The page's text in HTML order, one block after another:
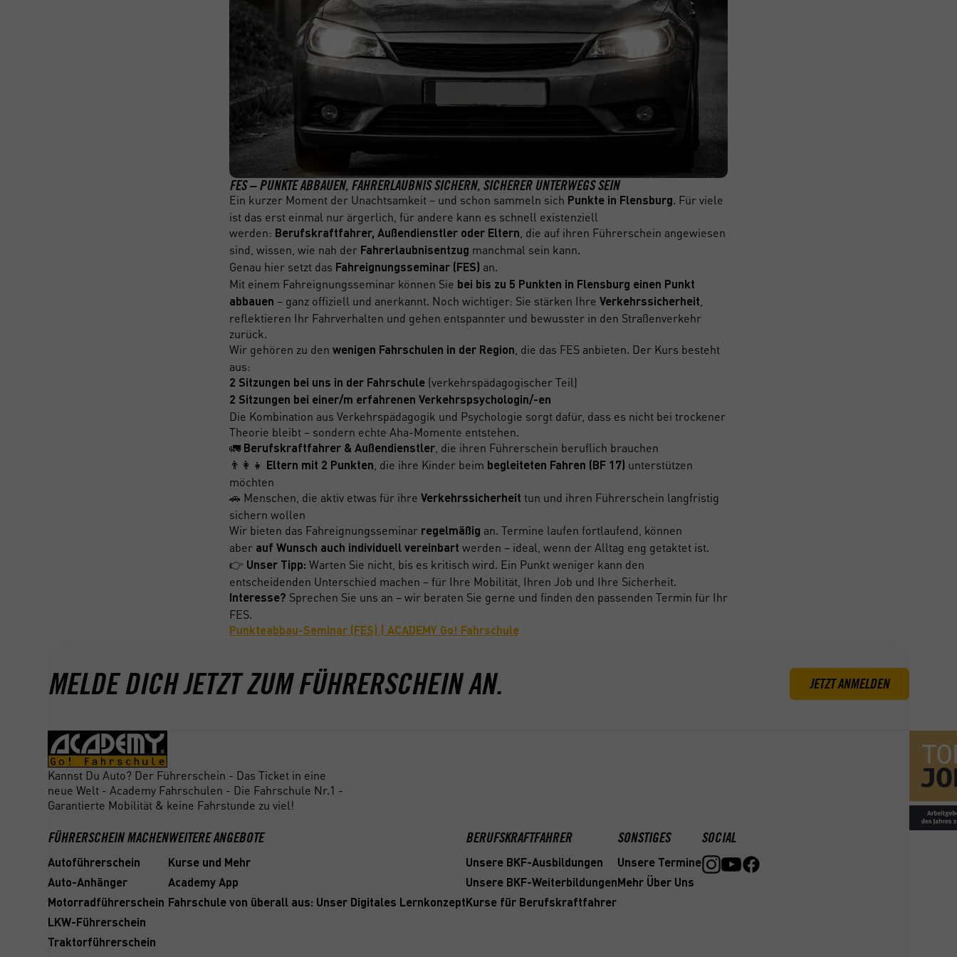
FES – PUNKTE ABBAUEN, FAHRERLAUBNIS SICHERN, SICHERER UNTERWEGS SEIN
Ein kurzer Moment der Unachtsamkeit – und schon sammeln sich Punkte in Flensburg. Für viele
ist das erst einmal nur ärgerlich, für andere kann es schnell existenziell
werden: Berufskraftfahrer, Außendienstler oder Eltern
, die auf ihren Führerschein angewiesen
sind, wissen, wie nah der Fahrerlaubnisentzug manchmal sein kann.
Genau hier setzt das Fahreignungsseminar (FES) an.
Mit einem Fahreignungsseminar können Sie bei bis zu 5 Punkten in Flensburg einen Punkt
abbauen – ganz offiziell und anerkannt. Noch wichtiger: Sie stärken Ihre Verkehrssicherheit
reflektieren Ihr Fahrverhalten und gehen entspannter und bewusster in den Straßenverkehr
zurück.
Wir gehören zu den wenigen Fahrschulen in der Region
, die das FES anbieten. Der Kurs besteht
aus:
2 Sitzungen bei uns in der Fahrschule (verkehrspädagogischer Teil)
2 Sitzungen bei einer/m erfahrenen Verkehrspsychologin/-en
Die Kombination aus Verkehrspädagogik und Psychologie sorgt dafür, dass es nicht bei trockener
Theorie bleibt – sondern echte Aha-Momente entstehen.
🚛 Berufskraftfahrer & Außendienstler , die ihren Führerschein beruflich brauchen
👨‍👩‍👧
Eltern mit 2 Punkten , die ihre Kinder beim begleiteten Fahren (BF 17) unterstützen
möchten
🚗 Menschen, die aktiv etwas für ihre Verkehrssicherheit tun und ihren Führerschein langfristig
sichern wollen
Wir bieten das Fahreignungsseminar regelmäßig an. Termine laufen fortlaufend, können
aber auf Wunsch auch individuell vereinbart werden – ideal, wenn der Alltag eng getaktet ist.
👉 Unser Tipp: Warten Sie nicht, bis es kritisch wird. Ein Punkt weniger kann den
entscheidenden Unterschied machen – für Ihre Mobilität, Ihren Job und Ihre Sicherheit.
Interesse? Sprechen Sie uns an – wir beraten Sie gerne und finden den passenden Termin für Ihr
FES.
Punkteabbau-Seminar (FES) | ACADEMY Go! Fahrschule
MELDE DICH JETZT ZUM FÜHRERSCHEIN AN. JETZT ANMELDEN
Kannst Du Auto? Der Führerschein - Das Ticket in eine
neue Welt - Academy Fahrschulen - Die Fahrschule Nr.1 -
Garantierte Mobilität & keine Fahrstunde zu viel!
FÜHRERSCHEIN MACHEN
Autoführerschein
Auto-Anhänger
Motorradführerschein
LKW-Führerschein
Traktorführerschein
WEITERE ANGEBOTE
Kurse und Mehr
Academy App
Fahrschule von überall aus: Unser Digitales Lernkonzept
BERUFSKRAFTFAHRER
Unsere BKF-Ausbildungen
Unsere BKF-Weiterbildungen
Kurse für Berufskraftfahrer
SONSTIGES
Unsere Termine
Mehr Über Uns
SOCIAL